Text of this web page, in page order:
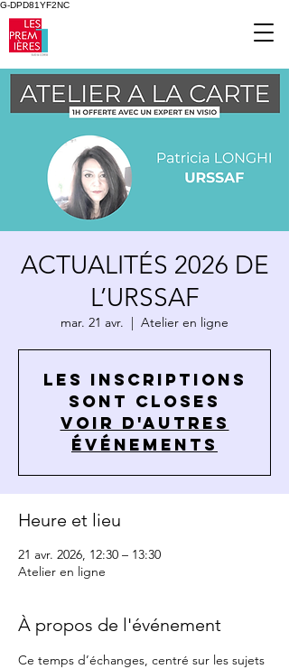
G-DPD81YF2NC
ACTUALITÉS 2026 DE
L’URSSAF
mar. 21 avr.
  |
Atelier en ligne
Les inscriptions
sont closes
Voir d'autres
événements
Heure et lieu
21 avr. 2026, 12:30 – 13:30
Atelier en ligne
À propos de l'événement
Ce temps d’échanges, centré sur les sujets